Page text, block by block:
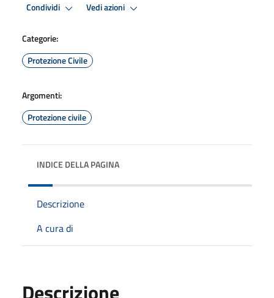
Condividi Vedi azioni
Categorie:
Protezione Civile
Argomenti:
Protezione civile
INDICE DELLA PAGINA
Descrizione
A cura di